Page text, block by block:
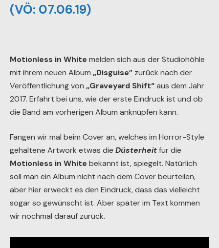
(VÖ: 07.06.19)
Motionless in White melden sich aus der Studiohöhle
mit ihrem neuen Album „Disguise” zurück nach der
Veröffentlichung von „Graveyard Shift“aus dem Jahr
2017. Erfahrt bei uns, wie der erste Eindruck ist und ob
die Band am vorherigen Album anknüpfen kann.
Fangen wir mal beim Cover an, welches im Horror-Style
gehaltene Artwork etwas die Düsterheitfür die
Motionless in White bekannt ist, spiegelt. Natürlich
soll man ein Album nicht nach dem Cover beurteilen,
aber hier erweckt es den Eindruck, dass das vielleicht
sogar so gewünscht ist. Aber später im Text kommen
wir nochmal darauf zurück.